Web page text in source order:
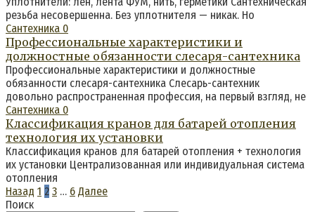
резьба несовершенна. Без уплотнителя — никак. Но
Сантехника 0
Профессиональные характеристики и
должностные обязанности слесаря-сантехника
Профессиональные характеристики и должностные
обязанности слесаря-сантехника Слесарь-сантехник
довольно распространенная профессия, на первый взгляд, не
Сантехника 0
Классификация кранов для батарей отопления
технология их установки
Классификация кранов для батарей отопления + технология
их установки Централизованная или индивидуальная система
отопления
Пагинация
записей
Назад 1 2 3 … 6 Далее
Поиск